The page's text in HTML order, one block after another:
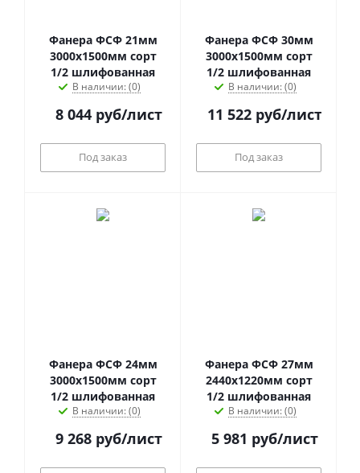
Фанера ФСФ 21мм
3000х1500мм сорт
1/2 шлифованная
В наличии: (0)
8 044руб/лист
Под заказ
Фанера ФСФ 30мм
3000х1500мм сорт
1/2 шлифованная
В наличии: (0)
11 522руб/лист
Под заказ
Фанера ФСФ 24мм
3000х1500мм сорт
1/2 шлифованная
В наличии: (0)
9 268руб/лист
Фанера ФСФ 27мм
2440х1220мм сорт
1/2 шлифованная
В наличии: (0)
5 981 руб/лист